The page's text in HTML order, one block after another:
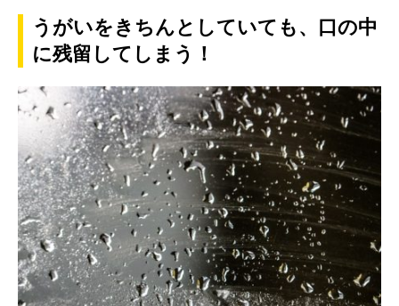
うがいをきちんとしていても、口の中
に残留してしまう！